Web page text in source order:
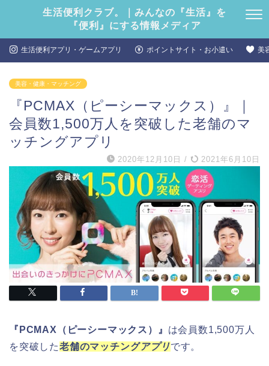
生活便利クラブ。｜みんなの『生活』を
『便利』にする情報メディア
生活便利アプリ・ゲームアプリ ポイントサイト・お小遣い 美
美容・健康・マッチング
『PCMAX（ピーシーマックス）』｜
会員数1,500万人を突破した老舗のマ
ッチングアプリ
2020年12月10日 / 2021年6月10日
『PCMAX（ピーシーマックス）』 は会員数1,500万人
を突破した老舗のマッチングアプリです。